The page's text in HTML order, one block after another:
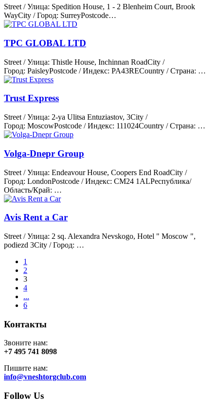
Street / Улица: Spedition House, 1 - 2 Blenheim Court, Brook
WayCity / Город: SurreyPostcode…
TPC GLOBAL LTD
Street / Улица: Thistle House, Inchinnan RoadCity /
Город: PaisleyPostcode / Индекс: PA43RECountry / Страна: …
Trust Express
Street / Улица: 2-ya Ulitsa Entuziastov, 3City /
Город: MoscowPostcode / Индекс: 111024Country / Страна: …
Volga-Dnepr Group
Street / Улица: Endeavour House, Coopers End RoadCity /
Город: LondonPostcode / Индекс: CM24 1ALРеспублика/
Область/Край: …
Avis Rent a Car
Street / Улица: 2 sq. Alexandra Nevskogo, Hotel " Moscow ",
podiezd 3City / Город: …
1
2
3
4
...
6
Контакты
Звоните нам:
+7 495 741 8098
Пишите нам:
info@vneshtorgclub.com
Follow Us